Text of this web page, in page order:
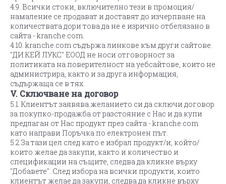
4.9. Всички стоки, включително тези в промоция/
намаление се продават и доставят до изчерпване на
количествата дори това да не е изрично отбелязано в
сайта - kranche.com.
4.10. kranche.com съдържа линкове към други сайтове.
"ДИ КЕЙ ЛУКС" ЕООД не носи отговорност за
политиката на поверителност на уебсайтове, които не
администрира, както и за друга информация,
съдържаща се в тях.
V. Сключване на договор
5.1. Клиентът заявява желанието си да сключи договор
за покупко-продажба от разстояние с Нас и да купи
предлаган от Нас продукт през сайта - kranche.com
като направи Поръчка по електронен път.
5.2 За тази цел след като е избрал продукт/и, който/
които желае да закупи, както и количество и
спецификации на същите, следва да кликне върху
"Добавете". След избора на всички продукти, които
клиентът желае да закупи, следва да кликне върху